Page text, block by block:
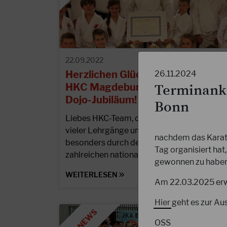
22.09.2022
Herzlichen Glückwunsch an den
HKC Magdeburg zum 25jährigen
Dojo-Jubiläum!
Liebes HKC-Team, durch die Ausrichtung
vieler Lehrgänge und Meisterschaften und
besonders durch den Gewinn der
zahlreichen nationalen und…
WEITERLESEN
26.11.2024
Bonn
nachdem das
Tag organisiert
gewonnen zu
Am 22.03.2025
Hier geht es zur
OSS